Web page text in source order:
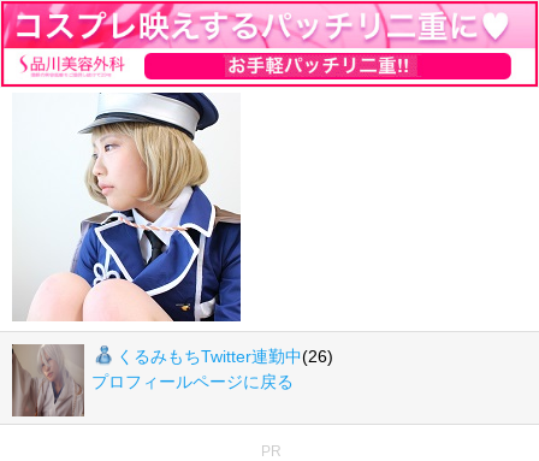
くるみもちTwitter連勤中(26)
プロフィールページに戻る
PR